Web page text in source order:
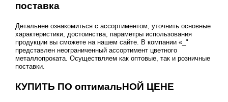
поставка
Детальнее ознакомиться с ассортиментом, уточнить основные
характеристики, достоинства, параметры использования
продукции вы сможете на нашем сайте. В компании «_"
представлен неограниченный ассортимент цветного
металлопроката. Осуществляем как оптовые, так и розничные
поставки.
КУПИТЬ ПО оптимальНОЙ ЦЕНЕ